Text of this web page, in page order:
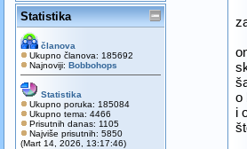
Statistika
članova
Ukupno članova: 185692
Najnoviji: Bobbohops
Statistika
Ukupno poruka: 185084
Ukupno tema: 4466
Prisutnih danas: 1105
Najviše prisutnih: 5850
(Mart 14, 2026, 13:17:46)
o
i